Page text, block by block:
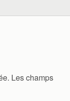
Les champs